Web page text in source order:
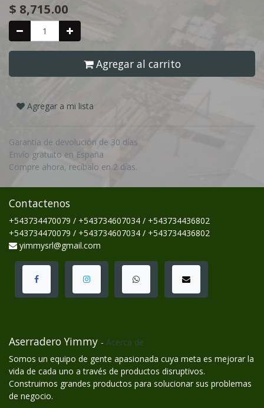
$ 8,715.00
Agregar al carrito
Agregar a mi lista
Garantía de devolución de 30 días
Envío gratuito en España
Compre ahora, recíbalo en 2 días.
Contactenos
+543734470079 / +543734607034 / +543734436802
+543734470079 / +543734607034 / +543734436802
yimmysrl@gmail.com
Aserradero Yimmy - Acerca de
Somos un equipo de gente apasionada cuya meta es mejorar la
vida de cada uno a través de productos disruptivos.
Construimos grandes productos para solucionar sus problemas
de negocio.